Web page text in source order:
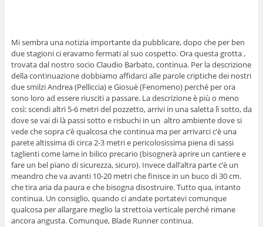
Mi sembra una notizia importante da pubblicare, dopo che per ben
due stagioni ci eravamo fermati al suo cospetto. Ora questa grotta ,
trovata dal nostro socio Claudio Barbato, continua. Per la descrizione
della continuazione dobbiamo affidarci alle parole criptiche dei nostri
due smilzi Andrea (Pelliccia) e Giosuè (Fenomeno) perché per ora
sono loro ad essere riusciti a passare. La descrizione è più o meno
così: scendi altri 5-6 metri del pozzetto, arrivi in una saletta lì sotto, da
dove se vai di là passi sotto e risbuchi in un altro ambiente dove si
vede che sopra c’è qualcosa che continua ma per arrivarci c’è una
parete altissima di circa 2-3 metri e pericolosissima piena di sassi
taglienti come lame in bilico precario (bisognerà aprire un cantiere e
fare un bel piano di sicurezza, sicuro). Invece dall’altra parte c’è un
meandro che va avanti 10-20 metri che finisce in un buco di 30 cm.
che tira aria da paura e che bisogna disostruire. Tutto qua, intanto
continua. Un consiglio, quando ci andate portatevi comunque
qualcosa per allargare meglio la strettoia verticale perché rimane
ancora angusta. Comunque, Blade Runner continua.